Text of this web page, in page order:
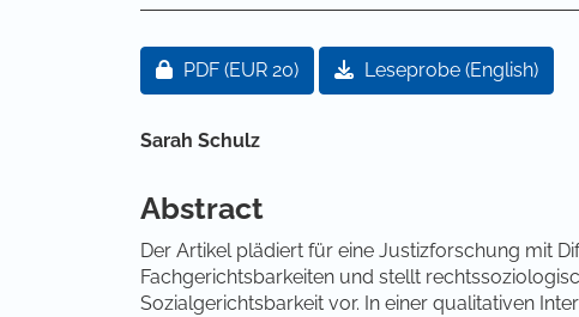
Artikel-Sidebar
Zugang für Abonnent/innen oder durch
PDF (EUR 20) Leseprobe (English)
Hauptsächlicher Artikelinhalt
Sarah Schulz
Abstract
Der Artikel plädiert für eine Justizforschung mit
Fachgerichtsbarkeiten und stellt
Sozialgerichtsbarkeit vor. In einer qualitativen